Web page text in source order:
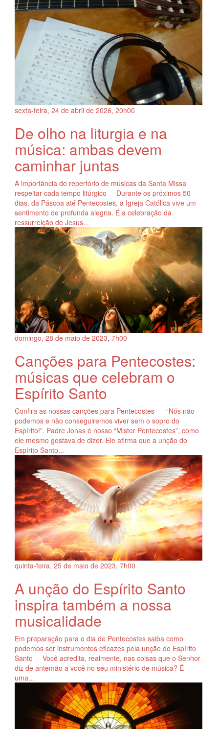
sexta-feira, 24 de abril de 2026, 20h00
De olho na liturgia e na
música: ambas devem
caminhar juntas
A importância do repertório de músicas da Santa Missa
respeitar cada tempo litúrgico Durante os próximos 50
dias, da Páscoa até Pentecostes, a Igreja Católica vive um
sentimento de profunda alegria. É a celebração da
ressurreição de Jesus...
domingo, 28 de maio de 2023, 7h00
Canções para Pentecostes:
músicas que celebram o
Espírito Santo
Confira as nossas canções para Pentecostes “Nós não
podemos e não conseguiremos viver sem o sopro do
Espírito!”. Padre Jonas é nosso “Mister Pentecostes”, como
ele mesmo gostava de dizer. Ele afirma que a unção do
Espírito Santo...
quinta-feira, 25 de maio de 2023, 7h00
A unção do Espírito Santo
inspira também a nossa
musicalidade
Em preparação para o dia de Pentecostes saiba como
podemos ser instrumentos eficazes pela unção do Espírito
Santo Você acredita, realmente, nas coisas que o Senhor
diz de antemão a você no seu ministério de música? É
uma...